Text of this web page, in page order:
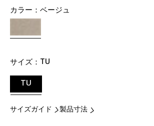
カラー： ベージュ
サイズ： TU
TU
サイズガイド 製品寸法